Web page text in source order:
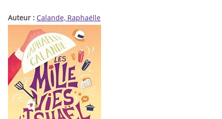
Auteur : Calande, Raphaëlle